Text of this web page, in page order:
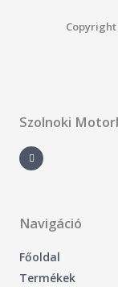
Szolnoki
a
c
e
-
f
Navigáció
Főoldal
Termékek